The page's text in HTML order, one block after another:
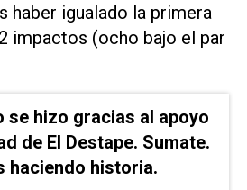
haber igualado la primera
impactos (ocho bajo el par
se hizo gracias al apoyo
de El Destape. Sumate.
haciendo historia.